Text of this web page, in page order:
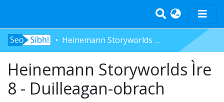
Home
Tràth-ìrean
Bun-sgoil
Àrd-sgoil
Heinemann Storyworlds Ìre 8 - Duilleagan-obrach
Heinemann Storyworlds Ìre
8 - Duilleagan-obrach